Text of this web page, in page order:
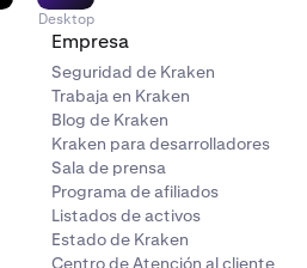
Desktop
Empresa
Seguridad de Kraken
Trabaja en Kraken
Blog de Kraken
Kraken para desarrolladores
Sala de prensa
Programa de afiliados
Listados de activos
Estado de Kraken
Centro de Atención al cliente